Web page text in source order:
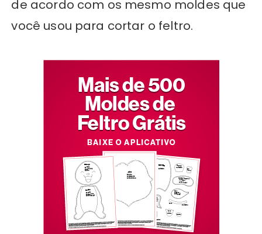
de acordo com os mesmo moldes que
você usou para cortar o feltro.